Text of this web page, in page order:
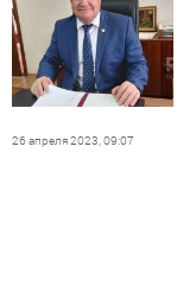
26 апреля 2023, 09:07